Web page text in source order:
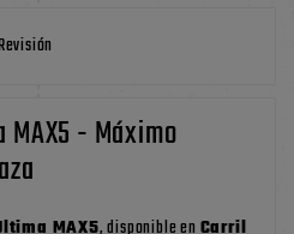
Revisión
- Máximo